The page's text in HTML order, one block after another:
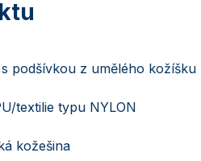
podšívkou z umělého kožíšku
textilie typu NYLON
kožešina